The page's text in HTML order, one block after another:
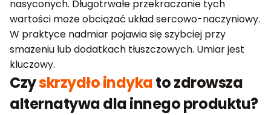
nasyconych. Długotrwałe przekraczanie tych
wartości może obciążać układ sercowo-naczyniowy.
W praktyce nadmiar pojawia się szybciej przy
smażeniu lub dodatkach tłuszczowych. Umiar jest
kluczowy.
Czyskrzydło indykato zdrowsza
alternatywa dla innego produktu?